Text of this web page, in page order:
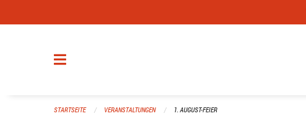
STARTSEITE VERANSTALTUNGEN 1. AUGUST-FEIER